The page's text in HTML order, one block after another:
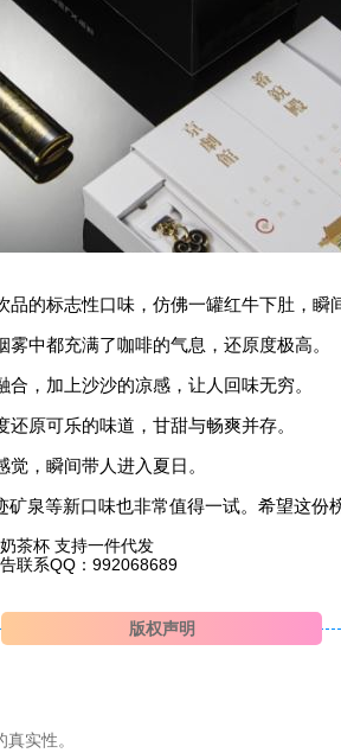
的标志性口味，仿佛一罐红牛下肚，瞬
中都充满了咖啡的气息，还原度极高。
，加上沙沙的凉感，让人回味无穷。
原可乐的味道，甘甜与畅爽并存。
，瞬间带人进入夏日。
泉等新口味也非常值得一试。希望这份
茶杯 支持一件代发
联系QQ：992068689
版权声明
实性。